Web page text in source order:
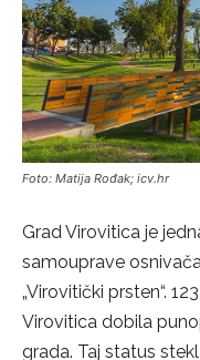
Foto: Matija Rođak; icv.hr
Grad Virovitica je
samouprave
„Virovitički prsten“.
Virovitica dobila
grada. Taj status